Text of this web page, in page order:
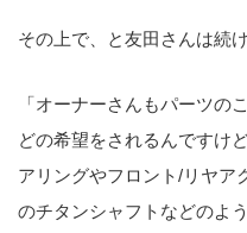
その上で、と友田さんは続け
「オーナーさんもパーツの
どの希望をされるんですけ
アリングやフロント/リヤア
のチタンシャフトなどのよ